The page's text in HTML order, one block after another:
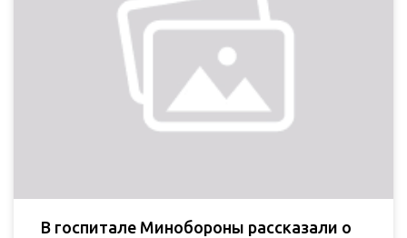
В госпитале Минобороны рассказали о